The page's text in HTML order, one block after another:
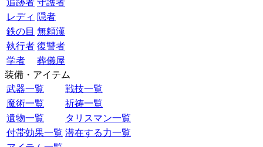
追跡者 守護者
レディ 隠者
鉄の目 無頼漢
執行者 復讐者
学者
葬儀屋
装備・アイテム
武器一覧
戦技一覧
魔術一覧
祈祷一覧
遺物一覧
タリスマン一覧
付帯効果一覧 潜在する力一覧